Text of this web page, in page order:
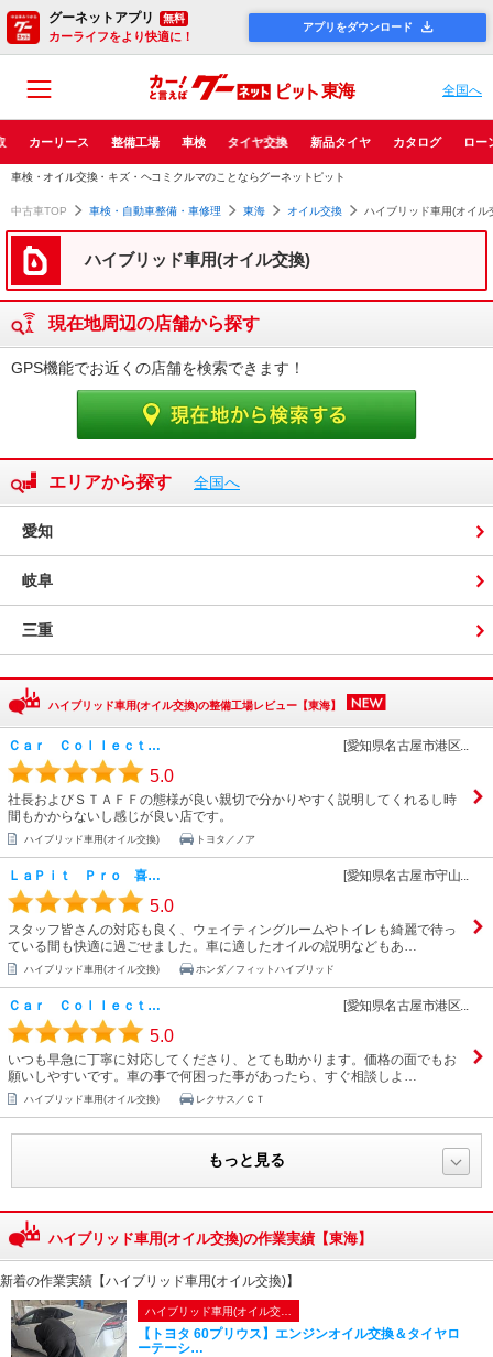
グーネットアプリ 無料
カーライフをより快適に！
アプリをダウンロード
東海 全国へ
カーリース 整備工場 車検 タイヤ交換 新品タイヤ カタログ ロー
車検・オイル交換・キズ・ヘコミクルマのことならグーネットピット
中古車TOP 車検・自動車整備・車修理 東海 オイル交換 ハイブリッド車用(オイル
ハイブリッド車用(オイル交換)
現在地周辺の店舗から探す
GPS機能でお近くの店舗を検索できます！
エリアから探す 全国へ
愛知
岐阜
三重
ハイブリッド車用(オイル交換)の整備工場レビュー【東海】
Ｃａｒ Ｃｏｌｌｅｃｔ… [愛知県名古屋市港区...
5.0
社長およびＳＴＡＦＦの態様が良い親切で分かりやすく説明してくれるし時
間もかからないし感じが良い店です。
ハイブリッド車用(オイル交換) トヨタ／ノア
ＬａＰｉｔ Ｐｒｏ 喜… [愛知県名古屋市守山...
5.0
スタッフ皆さんの対応も良く、ウェイティングルームやトイレも綺麗で待っ
ている間も快適に過ごせました。車に適したオイルの説明などもあ…
ハイブリッド車用(オイル交換) ホンダ／フィットハイブリッド
Ｃａｒ Ｃｏｌｌｅｃｔ… [愛知県名古屋市港区...
5.0
いつも早急に丁寧に対応してくださり、とても助かります。価格の面でもお
願いしやすいです。車の事で何困った事があったら、すぐ相談しよ…
ハイブリッド車用(オイル交換) レクサス／ＣＴ
もっと見る
ハイブリッド車用(オイル交換)の作業実績【東海】
新着の作業実績【ハイブリッド車用(オイル交換)】
ハイブリッド車用(オイル交…
​【トヨタ 60プリウス】エンジンオイル交換＆タイヤロ
ーテーシ…